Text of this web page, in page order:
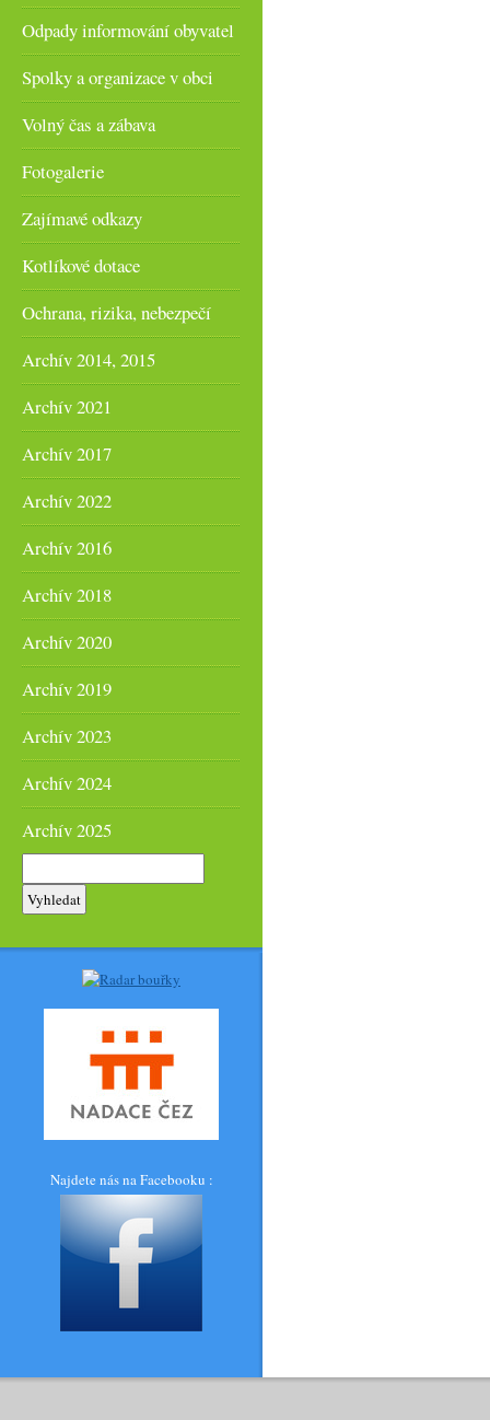
Odpady informování obyvatel
Spolky a organizace v obci
Volný čas a zábava
Fotogalerie
Zajímavé odkazy
Kotlíkové dotace
Ochrana, rizika, nebezpečí
Archív 2014, 2015
Archív 2021
Archív 2017
Archív 2022
Archív 2016
Archív 2018
Archív 2020
Archív 2019
Archív 2023
Archív 2024
Archív 2025
Najdete nás na Facebooku :